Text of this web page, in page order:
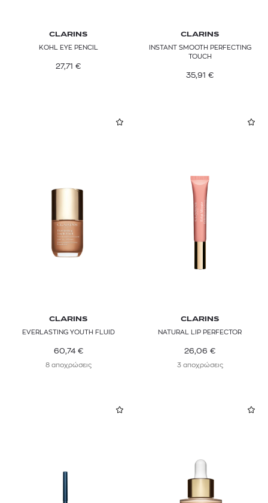
CLARINS
KOHL EYE PENCIL
27,71 €
CLARINS
INSTANT SMOOTH PERFECTING
TOUCH
35,91 €
CLARINS
EVERLASTING YOUTH FLUID
60,74 €
8 αποχρώσεις
CLARINS
NATURAL LIP PERFECTOR
26,06 €
3 αποχρώσεις